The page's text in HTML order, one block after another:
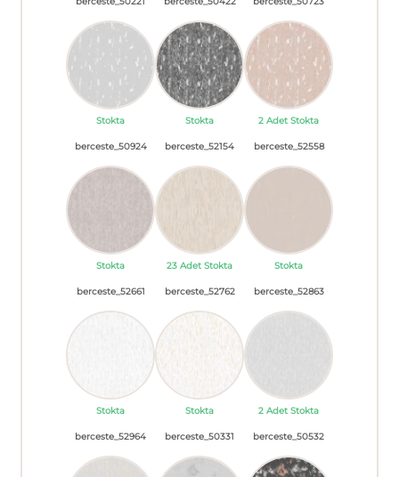
Stokta Stokta 2 Adet Stokta
berceste_50924
Stokta
berceste_52154
23 Adet Stokta
berceste_52558
Stokta
berceste_52661
Stokta
berceste_52762
Stokta
berceste_52863
2 Adet Stokta
berceste_52964 berceste_50331 berceste_50532